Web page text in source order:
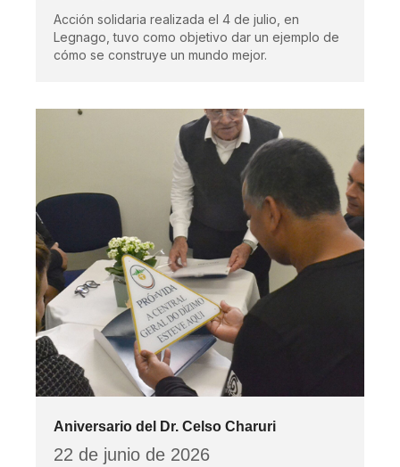
Acción solidaria realizada el 4 de julio, en
Legnago, tuvo como objetivo dar un ejemplo de
cómo se construye un mundo mejor.
Aniversario del Dr. Celso Charuri
22 de junio de 2026